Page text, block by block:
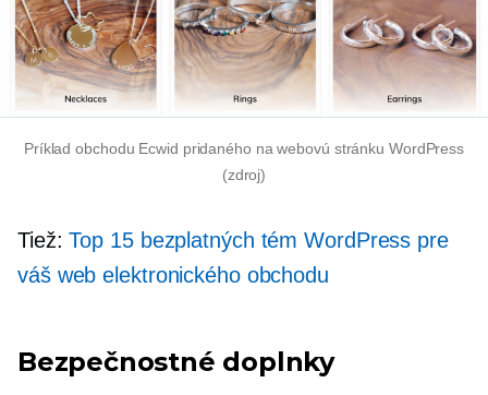
Príklad obchodu Ecwid pridaného na webovú stránku WordPress
(zdroj)
Tiež:Top 15 bezplatných tém WordPress pre
váš web elektronického obchodu
Bezpečnostné doplnky